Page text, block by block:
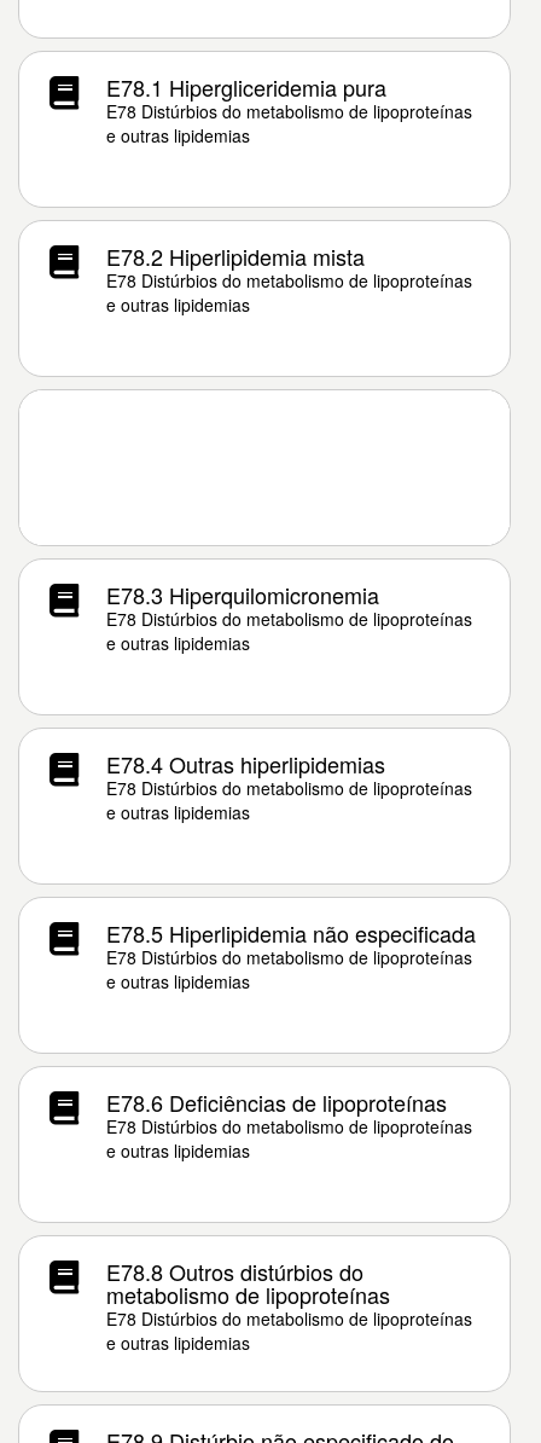
E78.1 Hipergliceridemia pura
E78 Distúrbios do metabolismo de lipoproteínas
e outras lipidemias
E78.2 Hiperlipidemia mista
E78 Distúrbios do metabolismo de lipoproteínas
e outras lipidemias
E78.3 Hiperquilomicronemia
E78 Distúrbios do metabolismo de lipoproteínas
e outras lipidemias
E78.4 Outras hiperlipidemias
E78 Distúrbios do metabolismo de lipoproteínas
e outras lipidemias
E78.5 Hiperlipidemia não especificada
E78 Distúrbios do metabolismo de lipoproteínas
e outras lipidemias
E78.6 Deficiências de lipoproteínas
E78 Distúrbios do metabolismo de lipoproteínas
e outras lipidemias
E78.8 Outros distúrbios do
metabolismo de lipoproteínas
E78 Distúrbios do metabolismo de lipoproteínas
e outras lipidemias